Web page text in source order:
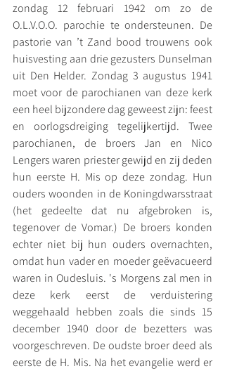
zondag 12 februari 1942 om zo de
O.L.V.O.O. parochie te ondersteunen. De
pastorie van ’t Zand bood trouwens ook
huisvesting aan drie gezusters Dunselman
uit Den Helder. Zondag 3 augustus 1941
moet voor de parochianen van deze kerk
een heel bijzondere dag geweest zijn: feest
en oorlogsdreiging tegelijkertijd. Twee
parochianen, de broers Jan en Nico
Lengers waren priester gewijd en zij deden
hun eerste H. Mis op deze zondag. Hun
ouders woonden in de Koningdwarsstraat
(het gedeelte dat nu afgebroken is,
tegenover de Vomar.) De broers konden
echter niet bij hun ouders overnachten,
omdat hun vader en moeder geëvacueerd
waren in Oudesluis. 's Morgens zal men in
deze kerk eerst de verduistering
weggehaald hebben zoals die sinds 15
december 1940 door de bezetters was
voorgeschreven. De oudste broer deed als
eerste de H. Mis. Na het evangelie werd er